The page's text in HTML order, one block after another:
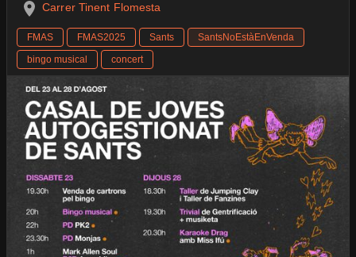
Carrer Tinent Flomesta
FMAS FMAS2025 Sants
SantsNoEstàEnVenda
bingo musical
concert